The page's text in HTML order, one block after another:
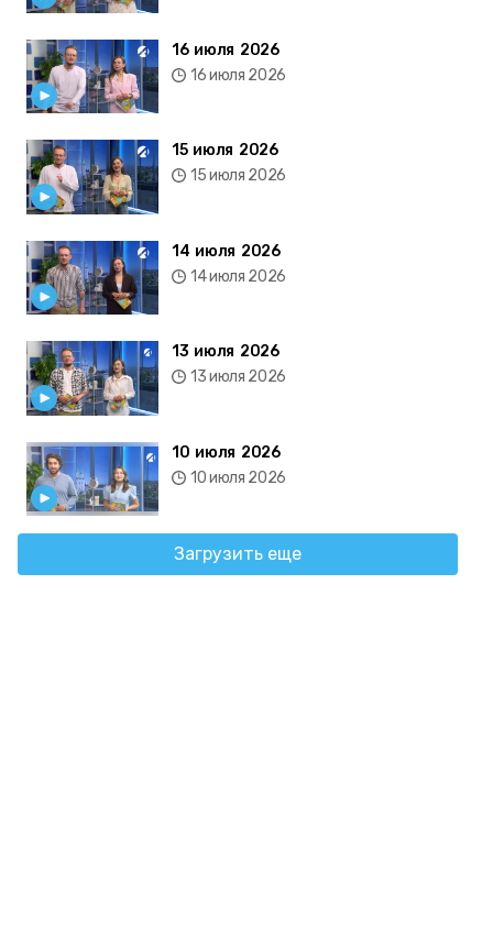
16 июля 2026
16 июля 2026
15 июля 2026
15 июля 2026
14 июля 2026
14 июля 2026
13 июля 2026
13 июля 2026
10 июля 2026
10 июля 2026
Загрузить еще